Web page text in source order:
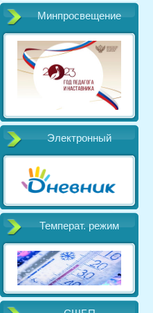
Минпросвещение
Электронный
Температ. режим